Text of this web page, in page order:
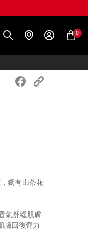
0
獨有山茶花
氣舒緩肌膚
膚回復彈力